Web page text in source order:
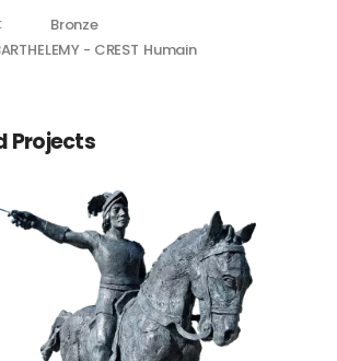
Bronze
- CREST Humain
Projects
Bayard
Bronze